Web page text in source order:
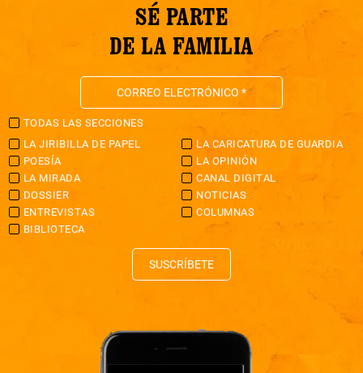
SÉ PARTE
DE LA FAMILIA
TODAS LAS SECCIONES
LA JIRIBILLA DE PAPEL
LA CARICATURA DE GUARDIA
POESÍA
LA OPINIÓN
LA MIRADA
CANAL DIGITAL
DOSSIER
NOTICIAS
ENTREVISTAS
COLUMNAS
BIBLIOTECA
SUSCRÍBETE